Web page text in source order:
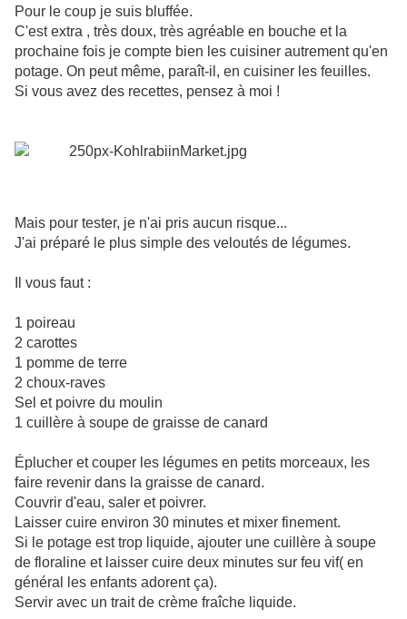
Pour le coup je suis bluffée.
C'est extra , très doux, très agréable en bouche et la
prochaine fois je compte bien les cuisiner autrement qu'en
potage. On peut même, paraît-il, en cuisiner les feuilles.
Si vous avez des recettes, pensez à moi !
Mais pour tester, je n'ai pris aucun risque...
J'ai préparé le plus simple des veloutés de légumes.
Il vous faut :
1 poireau
2 carottes
1 pomme de terre
2 choux-raves
Sel et poivre du moulin
1 cuillère à soupe de graisse de canard
Éplucher et couper les légumes en petits morceaux, les
faire revenir dans la graisse de canard.
Couvrir d'eau, saler et poivrer.
Laisser cuire environ 30 minutes et mixer finement.
Si le potage est trop liquide, ajouter une cuillère à soupe
de floraline et laisser cuire deux minutes sur feu vif( en
général les enfants adorent ça).
Servir avec un trait de crème fraîche liquide.